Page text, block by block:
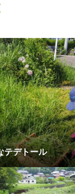
テデトール